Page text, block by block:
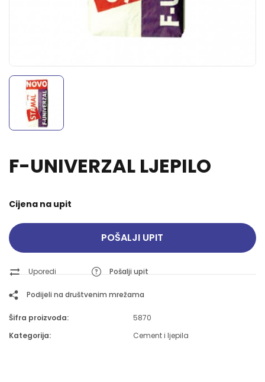
F-UNIVERZAL LJEPILO
Cijena na upit
POŠALJI UPIT
Uporedi Pošalji upit
Podijeli na društvenim mrežama
Šifra proizvoda:
5870
Kategorija:
Cement i ljepila